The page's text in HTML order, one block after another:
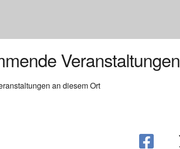
Veranstaltungen
an diesem Ort